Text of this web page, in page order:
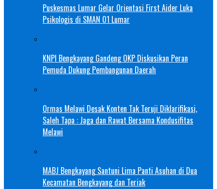
Puskesmas Lumar Gelar Orientasi First Aider Luka
Psikologis di SMAN 01 Lumar
KNPI Bengkayang Gandeng OKP Diskusikan Peran
Pemuda Dukung Pembangunan Daerah
Ormas Melawi Desak Konten Tak Teruji Diklarifikasi,
Saleh Tapa : Jaga dan Rawat Bersama Kondusifitas
Melawi
MABJ Bengkayang Santuni Lima Panti Asuhan di Dua
Kecamatan Bengkayang dan Teriak